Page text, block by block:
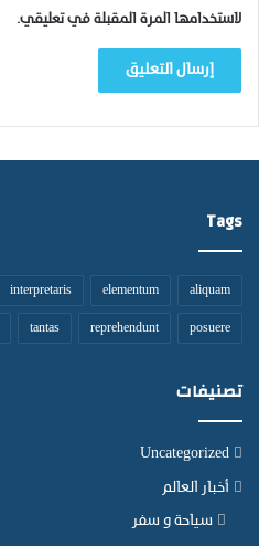
لاستخدامها المرة المقبلة في تعليقي.
Tags
aliquam
elementum
interpretaris
posuere
reprehendunt
tantas
تصنيفات
Uncategorized
أخبار العالم
سياحة و سفر